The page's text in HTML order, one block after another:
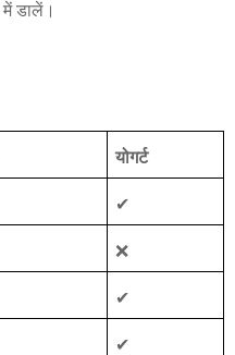
में डालें।
योगर्ट
✔
❌
✔
✔